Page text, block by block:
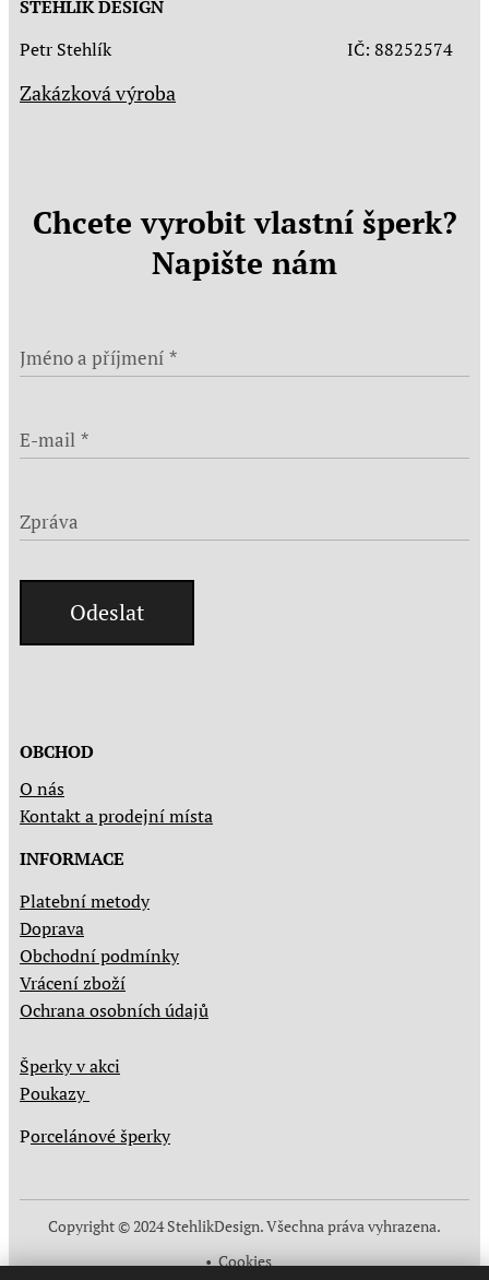
STEHLIK DESIGN
Petr Stehlík IČ: 88252574
Zakázková výroba
Chcete vyrobit vlastní šperk?
Napište nám
Jméno a příjmení
E-mail
Zpráva
Odeslat
OBCHOD
O nás
Kontakt a prodejní místa
INFORMACE
Platební metody
Doprava
Obchodní podmínky
Vrácení zboží
Ochrana osobních údajů
Šperky v akci
Poukazy
Porcelánové šperky
Copyright © 2024 StehlikDesign. Všechna práva vyhrazena.
Cookies